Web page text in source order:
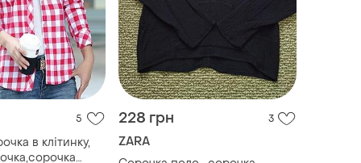
5
в клітинку,
228 грн 3
ZARA